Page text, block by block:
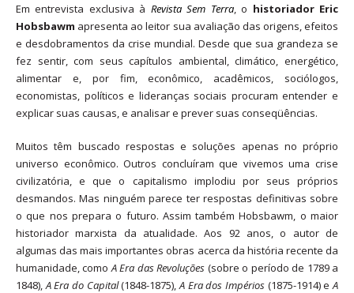
Em entrevista exclusiva à Revista Sem Terra, o historiador Eric
Hobsbawm apresenta ao leitor sua avaliação das origens, efeitos
e desdobramentos da crise mundial. Desde que sua grandeza se
fez sentir, com seus capítulos ambiental, climático, energético,
alimentar e, por fim, econômico, acadêmicos, sociólogos,
economistas, políticos e lideranças sociais procuram entender e
explicar suas causas, e analisar e prever suas conseqüências.
Muitos têm buscado respostas e soluções apenas no próprio
universo econômico. Outros concluíram que vivemos uma crise
civilizatória, e que o capitalismo implodiu por seus próprios
desmandos. Mas ninguém parece ter respostas definitivas sobre
o que nos prepara o futuro. Assim também Hobsbawm, o maior
historiador marxista da atualidade. Aos 92 anos, o autor de
algumas das mais importantes obras acerca da história recente da
humanidade, comoA Era das Revoluções (sobre o período de 1789 a
1848),A Era do Capital(1848-1875),A Era dos Impérios (1875-1914) eA